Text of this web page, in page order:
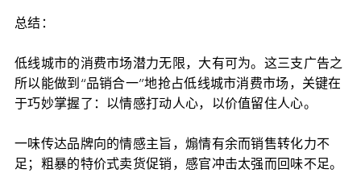
总结：
低线城市的消费市场潜力无限，大有可为。这三支广告之
所以能做到“品销合一”地抢占低线城市消费市场，关键在
于巧妙掌握了：以情感打动人心，以价值留住人心。
一味传达品牌向的情感主旨，煽情有余而销售转化力不
足；粗暴的特价式卖货促销，感官冲击太强而回味不足。